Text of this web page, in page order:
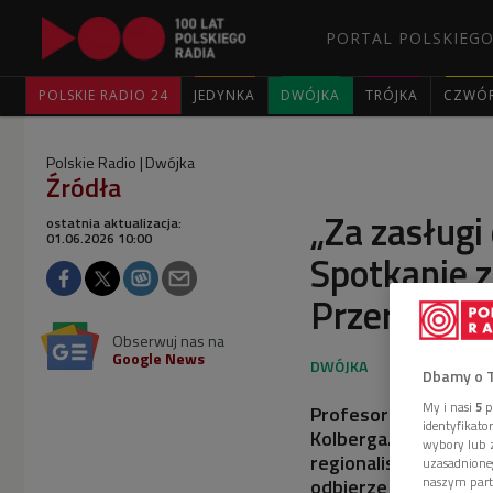
PORTAL
POLSKIE RADIO 24 JEDYNKA DWÓJKA TRÓJKA
Polskie Radio Dwójka
Źródła
„Za
Spotkanie
ostatnia aktualizacja:
01.06.2026 10:00
Obserwuj nas na
Google News
Profesor Zbigniew
Kolberga. Zdobył
regionalistów,
odbierze na
Dbamy o
My i nasi 5
wybory lub
naszym